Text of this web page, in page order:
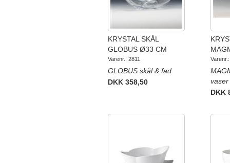
KRYSTAL SKÅL
GLOBUS Ø33 CM
Varenr.: 2811
GLOBUS skål & fad
DKK 358,50
vaser
DKK